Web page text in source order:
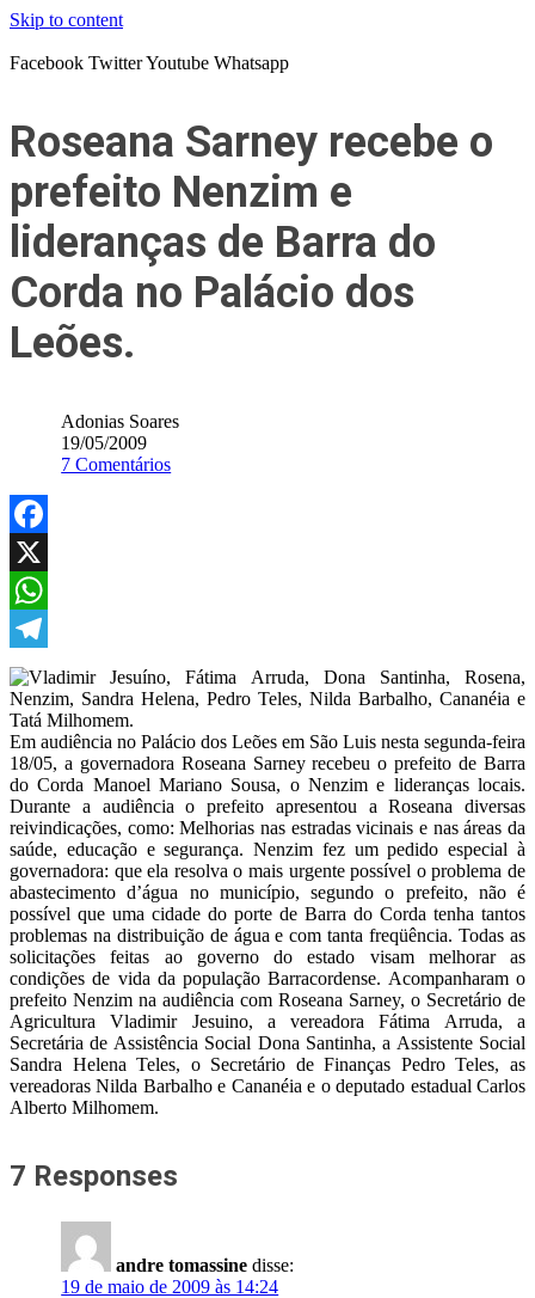
Skip to content
Facebook TwitterYoutube Whatsapp
Roseana Sarney recebe o
prefeito Nenzim e
lideranças de Barra do
Corda no Palácio dos
Leões.
Adonias Soares
19/05/2009
7 Comentários
Facebook
X
WhatsApp
Telegram
Em audiência no Palácio dos Leões em São Luis nesta segunda-feira
18/05, a governadora Roseana Sarney recebeu o prefeito de Barra
do Corda Manoel Mariano Sousa, o Nenzim e lideranças locais.
Durante a audiência o prefeito apresentou a Roseana diversas
reivindicações, como: Melhorias nas estradas vicinais e nas áreas da
saúde, educação e segurança. Nenzim fez um pedido especial à
governadora: que ela resolva o mais urgente possível o problema de
abastecimento d’água no município, segundo o prefeito, não é
possível que uma cidade do porte de Barra do Corda tenha tantos
problemas na distribuição de água e com tanta freqüência. Todas as
solicitações feitas ao governo do estado visam melhorar as
condições de vida da população Barracordense. Acompanharam o
prefeito Nenzim na audiência com Roseana Sarney, o Secretário de
Agricultura Vladimir Jesuino, a vereadora Fátima Arruda, a
Secretária de Assistência Social Dona Santinha, a Assistente Social
Sandra Helena Teles, o Secretário de Finanças Pedro Teles, as
vereadoras Nilda Barbalho e Cananéia e o deputado estadual Carlos
Alberto Milhomem.
7 Responses
andre tomassine disse:
19 de maio de 2009 às 14:24